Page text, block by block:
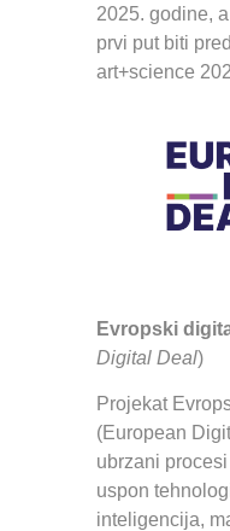
2025. godine,
prvi put biti
art+science
Evropski
Digital Deal)
Projekat
(European
ubrzani
uspon
inteligencija,